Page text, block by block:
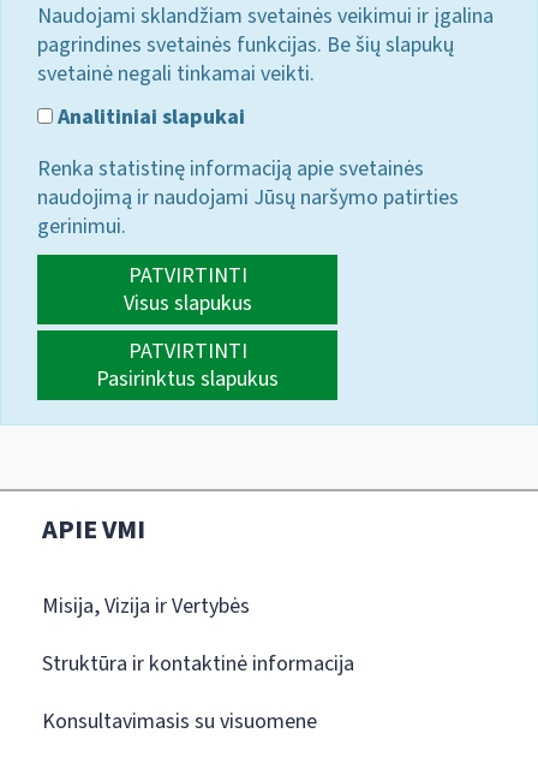
Naudojami sklandžiam svetainės veikimui ir įgalina
pagrindines svetainės funkcijas. Be šių slapukų
svetainė negali tinkamai veikti.
Analitiniai slapukai
Renka statistinę informaciją apie svetainės
naudojimą ir naudojami Jūsų naršymo patirties
gerinimui.
PATVIRTINTI
Visus slapukus
PATVIRTINTI
Pasirinktus slapukus
APIE VMI
Misija, Vizija ir Vertybės
Struktūra ir kontaktinė informacija
Konsultavimasis su visuomene